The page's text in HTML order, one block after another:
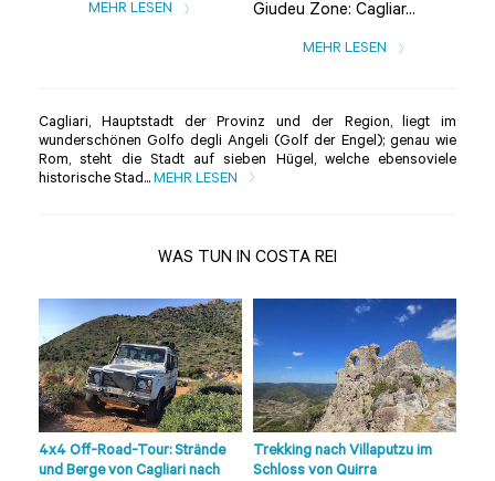
MEHR LESEN
Giudeu Zone: Cagliar...
MEHR LESEN
Cagliari, Hauptstadt der Provinz und der Region, liegt im
wunderschönen Golfo degli Angeli (Golf der Engel); genau wie
Rom, steht die Stadt auf sieben Hügel, welche ebensoviele
historische Stad... MEHR LESEN
WAS TUN IN COSTA REI
4x4 Off-Road-Tour: Strände
und Berge von Cagliari nach
Trekking nach Villaputzu im
Schloss von Quirra